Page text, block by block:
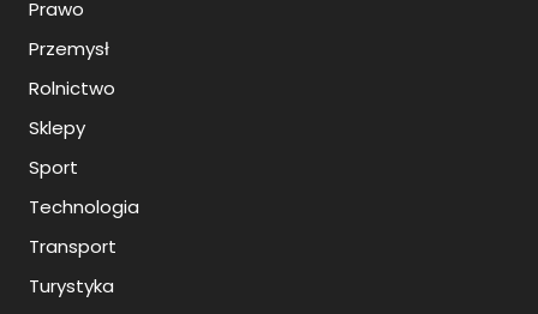
Prawo
Przemysł
Rolnictwo
Sklepy
Sport
Technologia
Transport
Turystyka